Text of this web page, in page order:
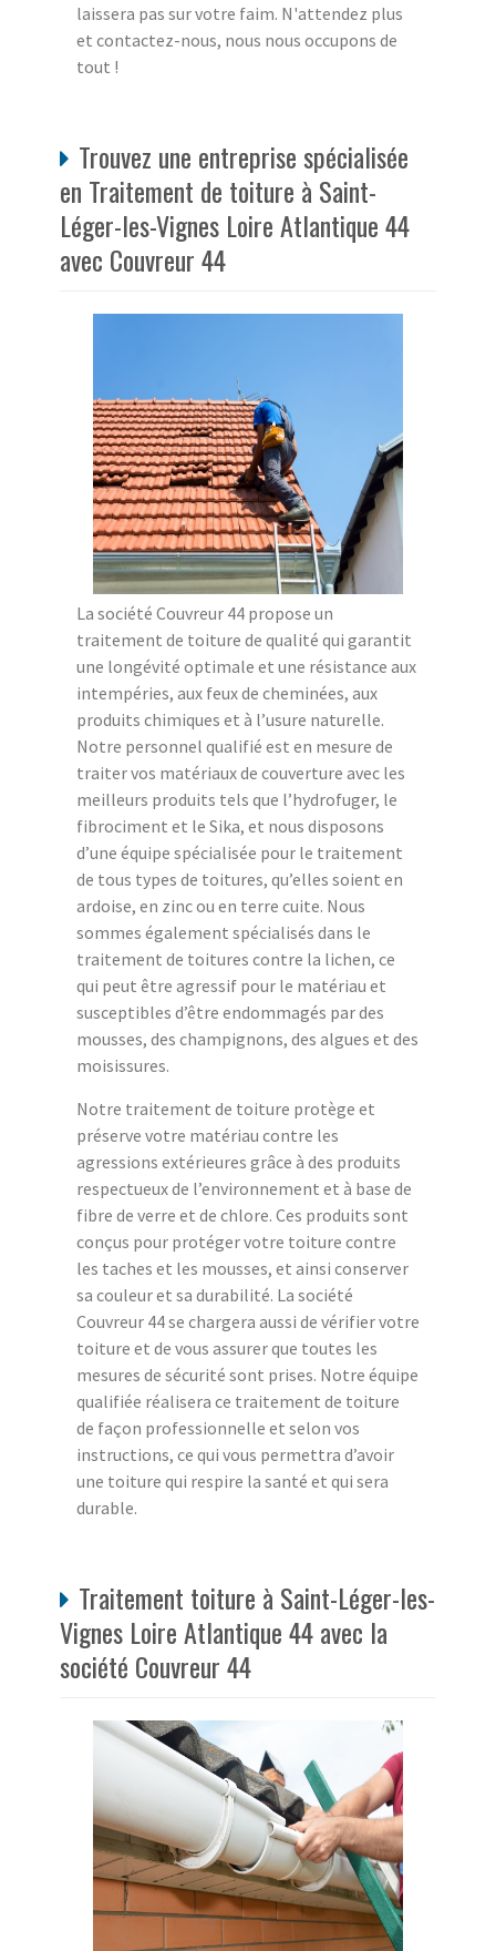
laissera pas sur votre faim. N'attendez plus
et contactez-nous, nous nous occupons de
tout !
Trouvez une entreprise spécialisée
en Traitement de toiture à Saint-
Léger-les-Vignes Loire Atlantique 44
avec Couvreur 44
La société Couvreur 44 propose un
traitement de toiture de qualité qui garantit
une longévité optimale et une résistance aux
intempéries, aux feux de cheminées, aux
produits chimiques et à l’usure naturelle.
Notre personnel qualifié est en mesure de
traiter vos matériaux de couverture avec les
meilleurs produits tels que l’hydrofuger, le
fibrociment et le Sika, et nous disposons
d’une équipe spécialisée pour le traitement
de tous types de toitures, qu’elles soient en
ardoise, en zinc ou en terre cuite. Nous
sommes également spécialisés dans le
traitement de toitures contre la lichen, ce
qui peut être agressif pour le matériau et
susceptibles d’être endommagés par des
mousses, des champignons, des algues et des
moisissures.
Notre traitement de toiture protège et
préserve votre matériau contre les
agressions extérieures grâce à des produits
respectueux de l’environnement et à base de
fibre de verre et de chlore. Ces produits sont
conçus pour protéger votre toiture contre
les taches et les mousses, et ainsi conserver
sa couleur et sa durabilité. La société
Couvreur 44 se chargera aussi de vérifier votre
toiture et de vous assurer que toutes les
mesures de sécurité sont prises. Notre équipe
qualifiée réalisera ce traitement de toiture
de façon professionnelle et selon vos
instructions, ce qui vous permettra d’avoir
une toiture qui respire la santé et qui sera
durable.
Traitement toiture à Saint-Léger-les-
Vignes Loire Atlantique 44 avec la
société Couvreur 44